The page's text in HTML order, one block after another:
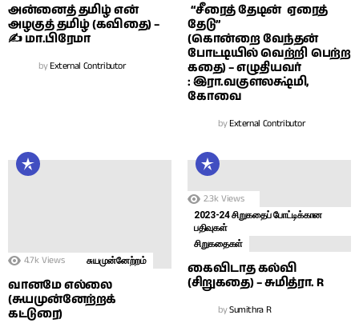
அன்னைத் தமிழ் என்
அழகுத் தமிழ் (கவிதை) –
✍ மா.பிரேமா
byExternal Contributor
“சீரைத் தேடின் ஏரைத்
தேடு”
(கொன்றை வேந்தன்
போட்டியில் வெற்றி பெற்ற
கதை) – எழுதியவர்
: இரா.வகுளலக்ஷ்மி,
கோவை
byExternal Contributor
4.7k Views சுயமுன்னேற்றம்
வானமே எல்லை
(சுயமுன்னேற்றக்
கட்டுரை)
2.3k Views
2023-24 சிறுகதைப் போட்டிக்கான
பதிவுகள்
சிறுகதைகள்
கைவிடாத கல்வி
(சிறுகதை) – சுமித்ரா. R
bySumithra R